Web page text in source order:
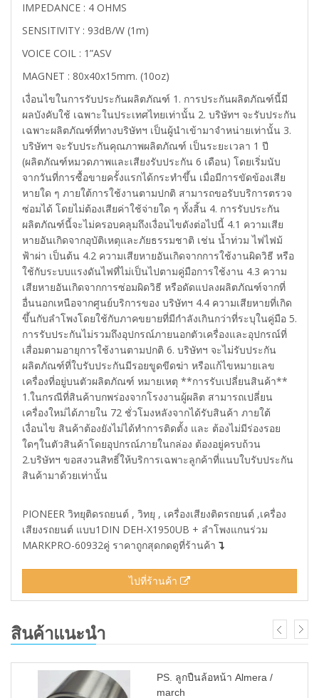
IMPEDANCE : 4 OHMS
SENSITIVITY : 93dB/W (1m)
VOICE COIL : 1”ASV
MAGNET : 80x40x15mm. (10oz)
เงื่อนไขในการรับประกันผลิตภัณฑ์ 1. การประกันผลิตภัณฑ์นี้มี
ผลบังคับใช้ เฉพาะในประเทศไทยเท่านั้น 2. บริษัทฯ จะรับประกัน
เฉพาะผลิตภัณฑ์ที่ทางบริษัทฯ เป็นผู้นำเข้ามาจำหน่ายเท่านั้น 3.
บริษัทฯ จะรับประกันคุณภาพผลิตภัณฑ์ เป็นระยะเวลา 1 ปี
(ผลิตภัณฑ์หมวดภาพและเสียงรับประกัน 6 เดือน) โดยเริ่มนับ
จากวันที่การซื้อขายครั้งแรกได้กระทำขึ้น เมื่อมีการขัดข้องเสีย
หายใด ๆ ภายใต้การใช้งานตามปกติ สามารถขอรับบริการตรวจ
ซ่อมได้ โดยไม่ต้องเสียค่าใช้จ่ายใด ๆ ทั้งสิ้น 4. การรับประกัน
ผลิตภัณฑ์นี้จะไม่ครอบคลุมถึงเงื่อนไขดังต่อไปนี้ 4.1 ความเสีย
หายอันเกิดจากอุบัติเหตุและภัยธรรมชาติ เช่น น้ำท่วม ไฟไฟม้
ฟ้าผ่า เป็นต้น 4.2 ความเสียหายอันเกิดจากการใช้งานผิดวิธี หรือ
ใช้กับระบบแรงดันไฟที่ไม่เป็นไปตามคู่มือการใช้งาน 4.3 ความ
เสียหายอันเกิดจากการซ่อมผิดวิธี หรือดัดแปลงผลิตภัณฑ์จากที่
อื่นนอกเหนือจากศูนย์บริการของ บริษัทฯ 4.4 ความเสียหายที่เกิด
ขึ้นกับลำโพงโดยใช้กับภาคขยายที่มีกำลังเกินกว่าที่ระบุในคู่มือ 5.
การรับประกันไม่รวมถึงอุปกรณ์ภายนอกตัวเครื่องและอุปกรณ์ที่
เสื่อมตามอายุการใช้งานตามปกติ 6. บริษัทฯ จะไม่รับประกัน
ผลิตภัณฑ์ที่ใบรับประกันมีรอยขูดขีดฆ่า หรือแก้ไขหมายเลข
เครื่องที่อยู่บนตัวผลิตภัณฑ์ หมายเหตุ **การรับเปลี่ยนสินค้า**
1.ในกรณีที่สินค้าบกพร่องจากโรงงานผู้ผลิต สามารถเปลี่ยน
เครื่องใหม่ได้ภายใน 72 ชั่วโมงหลังจากได้รับสินค้า ภายใต้
เงื่อนไข สินค้าต้องยังไม่ได้ทำการติดตั้ง และ ต้องไม่มีร่องรอย
ใดๆในตัวสินค้าโดยอุปกรณ์ภายในกล่อง ต้องอยู่ครบถ้วน
2.บริษัทฯ ขอสงวนสิทธิ์ให้บริการเฉพาะลูกค้าที่แนบใบรับประกัน
สินค้ามาด้วยเท่านั้น
PIONEER วิทยุติดรถยนต์ , วิทยุ , เครื่องเสียงติดรถยนต์ ,เครื่อง
เสียงรถยนต์ แบบ1DIN DEH-X1950UB + ลำโพงแกนร่วม
MARKPRO-60932คู่ ราคาถูกสุดกดดูที่ร้านค้า
ไปที่ร้านค้า
สินค้าแนะนำ
PS. ลูกปืนล้อหน้า Almera /
march